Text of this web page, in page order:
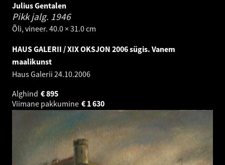
Julius Gentalen
Pikk jalg. 1946
Õli, vineer. 40.0 × 31.0 cm
HAUS GALERII / XIX OKSJON 2006 sügis. Vanem
maalikunst
Haus Galerii 24.10.2006
Alghind
895
€
Viimane pakkumine
1 630
€